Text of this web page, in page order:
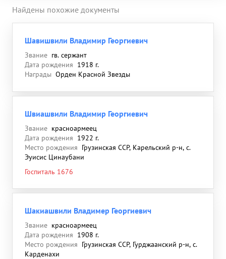
Найдены похожие документы
Шавишвили Владимир Георгиевич
Звание гв. сержант
Дата рождения 1918 г.
Награды Орден Красной Звезды
Швиашвили Владимир Георгиевич
Звание красноармеец
Дата рождения 1922 г.
Место рождения Грузинская ССР, Карельский р-н, с.
Эуисис Цинаубани
Госпиталь 1676
Шакиашвили Владимер Георгиевич
Звание красноармеец
Дата рождения 1908 г.
Место рождения Грузинская ССР, Гурджаанский р-н, с.
Карденахи